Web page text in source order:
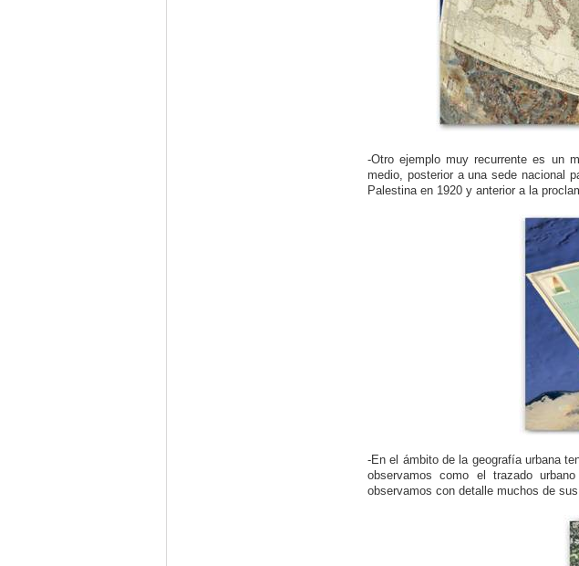
-Otro ejemplo muy recurrente es un
medio, posterior a una sede nacional
Palestina en 1920 y anterior a la
-En el ámbito de la geografía urbana
observamos como el trazado
observamos con detalle muchos de